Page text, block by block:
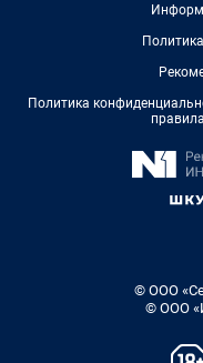
Политика
© ООО
© ООО